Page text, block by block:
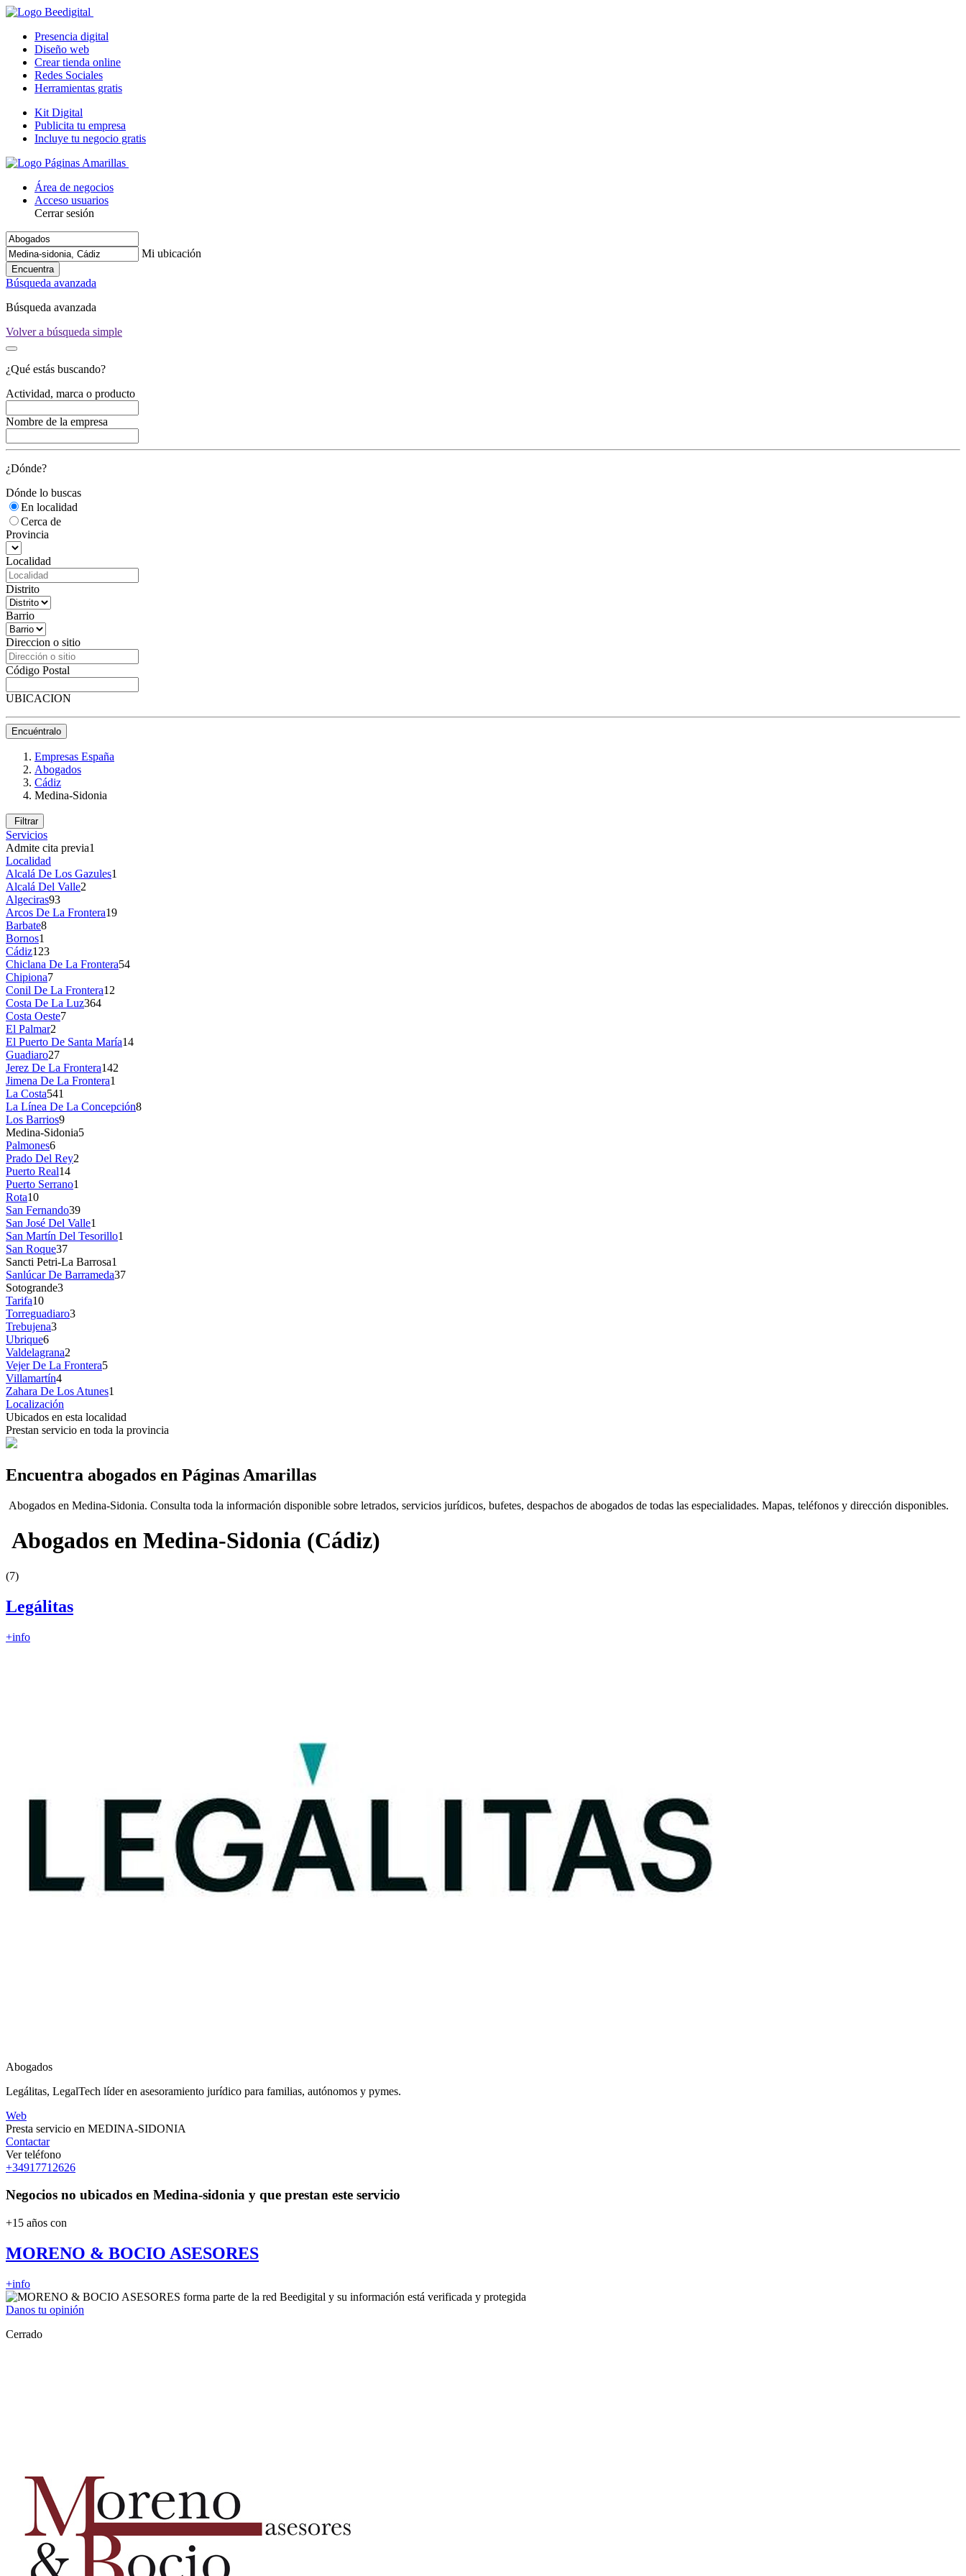
Presencia digital
Diseño web
Crear tienda online
Redes Sociales
Herramientas gratis
Kit Digital
Publicita tu empresa
Incluye tu negocio gratis
Área de negocios
Acceso usuarios
Cerrar sesión
Mi ubicación
Encuentra
Búsqueda avanzada
Búsqueda avanzada
Volver a búsqueda simple
¿Qué estás buscando?
Actividad, marca o producto
Nombre de la empresa
¿Dónde?
Dónde lo buscas
En localidad
Cerca de
Provincia
Localidad
Distrito
Barrio
Direccion o sitio
Código Postal
UBICACION
Encuéntralo
Empresas España
Abogados
Cádiz
Medina-Sidonia
Filtrar
Servicios
Admite cita previa1
Localidad
Alcalá De Los Gazules1
Alcalá Del Valle2
Algeciras93
Arcos De La Frontera19
Barbate8
Bornos1
Cádiz123
Chiclana De La Frontera54
Chipiona7
Conil De La Frontera12
Costa De La Luz364
Costa Oeste7
El Palmar2
El Puerto De Santa María14
Guadiaro27
Jerez De La Frontera142
Jimena De La Frontera1
La Costa541
La Línea De La Concepción8
Los Barrios9
Medina-Sidonia5
Palmones6
Prado Del Rey2
Puerto Real14
Puerto Serrano1
Rota10
San Fernando39
San José Del Valle1
San Martín Del Tesorillo1
San Roque37
Sancti Petri-La Barrosa1
Sanlúcar De Barrameda37
Sotogrande3
Tarifa10
Torreguadiaro3
Trebujena3
Ubrique6
Valdelagrana2
Vejer De La Frontera5
Villamartín4
Zahara De Los Atunes1
Localización
Ubicados en esta localidad
Prestan servicio en toda la provincia
Encuentra abogados en Páginas Amarillas
Abogados en Medina-Sidonia. Consulta toda la información disponible sobre letrados, servicios jurídicos, bufetes, despachos de abogados de todas las especialidades. Mapas, teléfonos y dirección disponibles.
Abogados en Medina-Sidonia (Cádiz)
(7)
Legálitas
+info
Abogados
Legálitas, LegalTech líder en asesoramiento jurídico para familias, autónomos y pymes.
Web
Presta servicio en MEDINA-SIDONIA
Contactar
Ver teléfono
+34917712626
Negocios no ubicados en Medina-sidonia y que prestan este servicio
+15 años con
MORENO & BOCIO ASESORES
+info
Danos tu opinión
Cerrado